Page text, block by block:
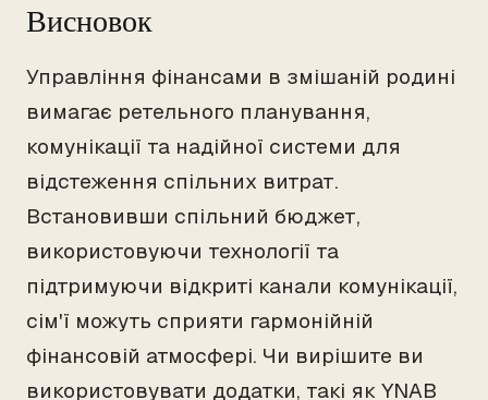
Висновок
Управління фінансами в змішаній родині
вимагає ретельного планування,
комунікації та надійної системи для
відстеження спільних витрат.
Встановивши спільний бюджет,
використовуючи технології та
підтримуючи відкриті канали комунікації,
сім'ї можуть сприяти гармонійній
фінансовій атмосфері. Чи вирішите ви
використовувати додатки, такі як YNAB